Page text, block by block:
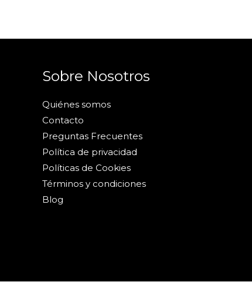
Sobre Nosotros
Quiénes somos
Contacto
Preguntas Frecuentes
Política de privacidad
Políticas de Cookies
Términos y condiciones
Blog